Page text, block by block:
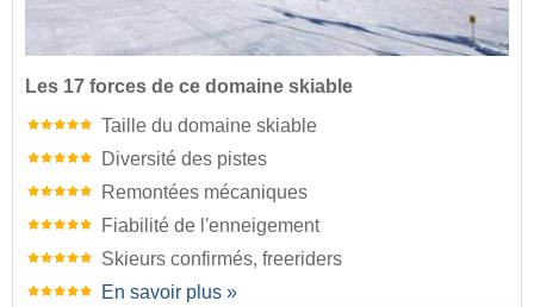
Les 17 forces de ce domaine skiable
Taille du domaine skiable
Diversité des pistes
Remontées mécaniques
Fiabilité de l'enneigement
Skieurs confirmés, freeriders
En savoir plus »